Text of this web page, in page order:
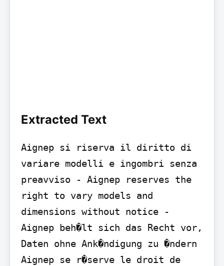
Extracted Text
Aignep si riserva il diritto di
variare modelli e ingombri senza
preavviso - Aignep reserves the
right to vary models and
dimensions without notice -
Aignep beh�lt sich das Recht vor,
Daten ohne Ank�ndigung zu �ndern
Aignep se r�serve le droit de